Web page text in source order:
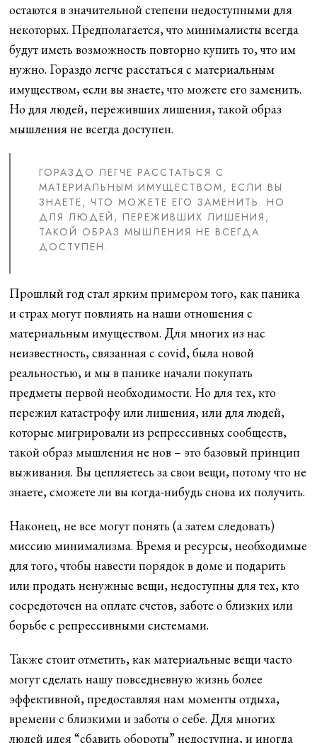
остаются в значительной степени недоступными для
некоторых. Предполагается, что минималисты всегда
будут иметь возможность повторно купить то, что им
нужно. Гораздо легче расстаться с материальным
имуществом, если вы знаете, что можете его заменить.
Но для людей, переживших лишения, такой образ
мышления не всегда доступен.
ГОРАЗДО ЛЕГЧЕ РАССТАТЬСЯ С
МАТЕРИАЛЬНЫМ ИМУЩЕСТВОМ, ЕСЛИ ВЫ
ЗНАЕТЕ, ЧТО МОЖЕТЕ ЕГО ЗАМЕНИТЬ. НО
ДЛЯ ЛЮДЕЙ, ПЕРЕЖИВШИХ ЛИШЕНИЯ,
ТАКОЙ ОБРАЗ МЫШЛЕНИЯ НЕ ВСЕГДА
ДОСТУПЕН.
Прошлый год стал ярким примером того, как паника
и страх могут повлиять на наши отношения с
материальным имуществом. Для многих из нас
неизвестность, связанная с covid, была новой
реальностью, и мы в панике начали покупать
предметы первой необходимости. Но для тех, кто
пережил катастрофу или лишения, или для людей,
которые мигрировали из репрессивных сообществ,
такой образ мышления не нов – это базовый принцип
выживания. Вы цепляетесь за свои вещи, потому что не
знаете, сможете ли вы когда-нибудь снова их получить.
Наконец, не все могут понять (а затем следовать)
миссию минимализма. Время и ресурсы, необходимые
для того, чтобы навести порядок в доме и подарить
или продать ненужные вещи, недоступны для тех, кто
сосредоточен на оплате счетов, заботе о близких или
борьбе с репрессивными системами.
Также стоит отметить, как материальные вещи часто
могут сделать нашу повседневную жизнь более
эффективной, предоставляя нам моменты отдыха,
времени с близкими и заботы о себе. Для многих
людей идея “сбавить обороты” недоступна, и иногда